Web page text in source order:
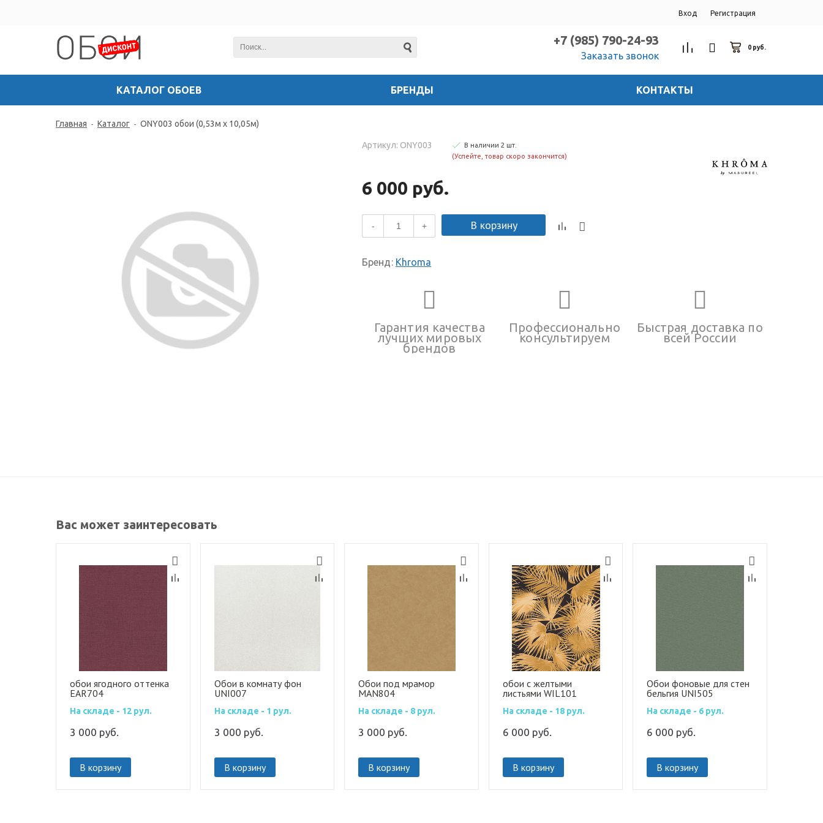
Вход Регистрация
+7 (985) 790-24-93
Заказать звонок
0 руб.
КАТАЛОГ ОБОЕВ БРЕНДЫ КОНТАКТЫ
Главная - Каталог - ONY003 обои (0,53м х 10,05м)
Артикул: ONY003 В наличии 2 шт
(Успейте, товар скоро закончится)
6 000 руб.
- + В корзину
Бренд: Khroma
Гарантия качества
лучших мировых
брендов
Профессионально
консультируем
Быстрая доставка по
всей России
Вас может заинтересовать
обои ягодного оттенка
EAR704
На складе - 12 рул.
3 000 руб.
В корзину
Обои в комнату фон
UNI007
На складе - 1 рул.
3 000 руб.
В корзину
Обои под мрамор
MAN804
На складе - 8 рул.
3 000 руб.
В корзину
обои с желтыми
листьями WIL101
На складе - 18 рул.
6 000 руб.
В корзину
Обои фоновые для стен
бельгия UNI505
На складе - 6 рул.
6 000 руб.
В корзину